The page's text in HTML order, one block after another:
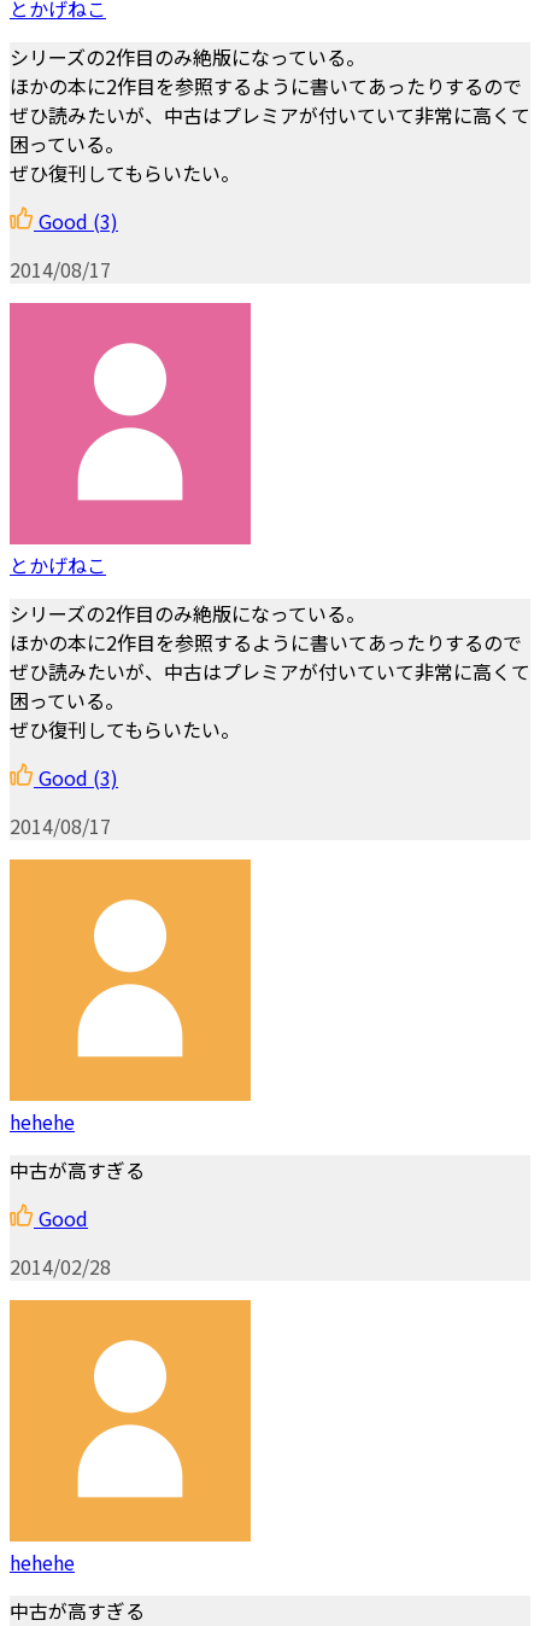
とかげねこ
シリーズの2作目のみ絶版になっている。
ほかの本に2作目を参照するように書いてあったりするので
ぜひ読みたいが、中古はプレミアが付いていて非常に高くて
困っている。
ぜひ復刊してもらいたい。
Good (3)
2014/08/17
とかげねこ
シリーズの2作目のみ絶版になっている。
ほかの本に2作目を参照するように書いてあったりするので
ぜひ読みたいが、中古はプレミアが付いていて非常に高くて
困っている。
ぜひ復刊してもらいたい。
Good (3)
2014/08/17
hehehe
中古が高すぎる
Good
2014/02/28
hehehe
中古が高すぎる